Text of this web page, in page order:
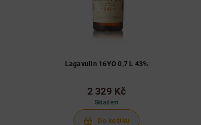
Lagavulin 16YO 0,7 L 43%
2 329 Kč
Skladem
Do košíku